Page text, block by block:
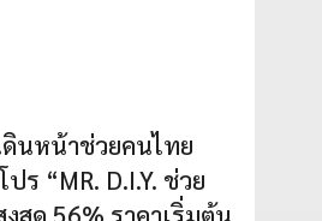
ดินหน้าช่วยคนไทย
ร “MR. D.I.Y. ช่วย